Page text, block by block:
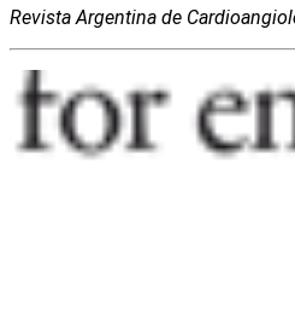
Revista Argentina de